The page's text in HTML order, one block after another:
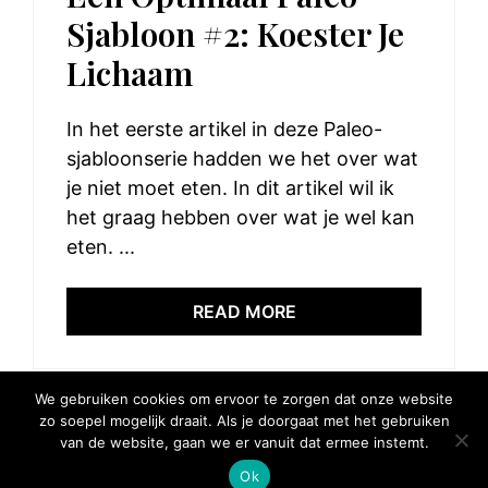
Sjabloon #2: Koester Je
Lichaam
In het eerste artikel in deze Paleo-
sjabloonserie hadden we het over wat
je niet moet eten. In dit artikel wil ik
het graag hebben over wat je wel kan
eten. ...
READ MORE
© 2025 Elke Hap Telt
We gebruiken cookies om ervoor te zorgen dat onze website
zo soepel mogelijk draait. Als je doorgaat met het gebruiken
van de website, gaan we er vanuit dat ermee instemt.
Ok